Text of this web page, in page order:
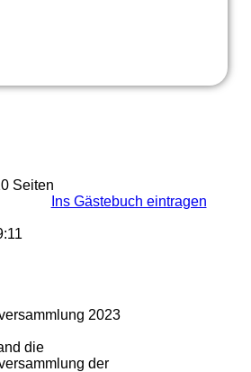
Seiten
Ins Gästebuch eintragen
2023
die
der